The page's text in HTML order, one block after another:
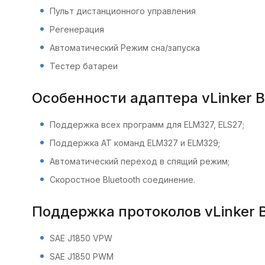
Пульт дистанционного управления
Регенерация
Автоматический Режим сна/запуска
Тестер батареи
Особенности адаптера vLinker
Поддержка всех программ для ELM327, ELS27;
Поддержка AT команд ELM327 и ELM329;
Автоматический переход в спящий режим;
Скоростное Bluetooth соединение.
Поддержка протоколов vLinker
SAE J1850 VPW
SAE J1850 PWM